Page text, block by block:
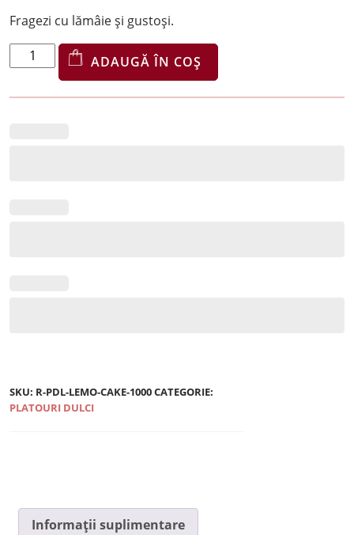
Fragezi cu lămâie și gustoși.
Cantitate
Platou
ADAUGĂ ÎN COȘ
SKU: R-PDL-LEMO-CAKE-1000CATEGORIE:
PLATOURI DULCI
Informații suplimentare